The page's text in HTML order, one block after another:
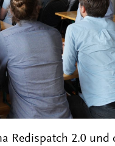
Redispatch 2.0 und